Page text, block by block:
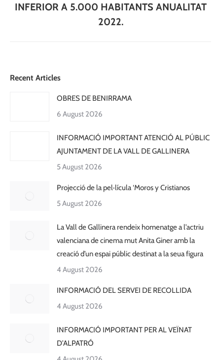
INFERIOR A 5.000 HABITANTS ANUALITAT
2022.
Recent Articles
OBRES DE BENIRRAMA
6 August 2026
INFORMACIÓ IMPORTANT ATENCIÓ AL PÚBLIC
AJUNTAMENT DE LA VALL DE GALLINERA
5 August 2026
Projecció de la pel·lícula ‘Moros y Cristianos
5 August 2026
La Vall de Gallinera rendeix homenatge a l’actriu
valenciana de cinema mut Anita Giner amb la
creació d’un espai públic destinat a la seua figura
4 August 2026
INFORMACIÓ DEL SERVEI DE RECOLLIDA
4 August 2026
INFORMACIÓ IMPORTANT PER AL VEÏNAT
D’ALPATRÓ